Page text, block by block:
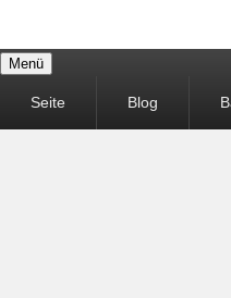
Menü
MenüSeite Blog